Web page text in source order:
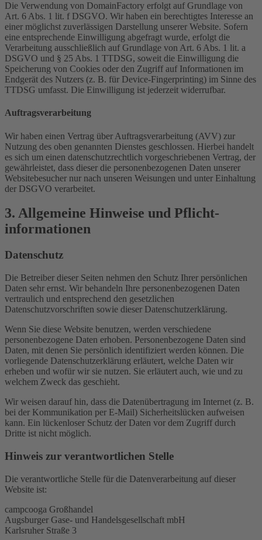
Die Verwendung von DomainFactory erfolgt auf Grundlage von
Art. 6 Abs. 1 lit. f DSGVO. Wir haben ein berechtigtes Interesse an
einer möglichst zuverlässigen Darstellung unserer Website. Sofern
eine entsprechende Einwilligung abgefragt wurde, erfolgt die
Verarbeitung ausschließlich auf Grundlage von Art. 6 Abs. 1 lit. a
DSGVO und § 25 Abs. 1 TTDSG, soweit die Einwilligung die
Speicherung von Cookies oder den Zugriff auf Informationen im
Endgerät des Nutzers (z. B. für Device-Fingerprinting) im Sinne des
TTDSG umfasst. Die Einwilligung ist jederzeit widerrufbar.
Auftragsverarbeitung
Wir haben einen Vertrag über Auftragsverarbeitung (AVV) zur
Nutzung des oben genannten Dienstes geschlossen. Hierbei handelt
es sich um einen datenschutzrechtlich vorgeschriebenen Vertrag, der
gewährleistet, dass dieser die personenbezogenen Daten unserer
Websitebesucher nur nach unseren Weisungen und unter Einhaltung
der DSGVO verarbeitet.
3. Allgemeine Hinweise und Pflicht­
informationen
Datenschutz
Die Betreiber dieser Seiten nehmen den Schutz Ihrer persönlichen
Daten sehr ernst. Wir behandeln Ihre personenbezogenen Daten
vertraulich und entsprechend den gesetzlichen
Datenschutzvorschriften sowie dieser Datenschutzerklärung.
Wenn Sie diese Website benutzen, werden verschiedene
personenbezogene Daten erhoben. Personenbezogene Daten sind
Daten, mit denen Sie persönlich identifiziert werden können. Die
vorliegende Datenschutzerklärung erläutert, welche Daten wir
erheben und wofür wir sie nutzen. Sie erläutert auch, wie und zu
welchem Zweck das geschieht.
Wir weisen darauf hin, dass die Datenübertragung im Internet (z. B.
bei der Kommunikation per E-Mail) Sicherheitslücken aufweisen
kann. Ein lückenloser Schutz der Daten vor dem Zugriff durch
Dritte ist nicht möglich.
Hinweis zur verantwortlichen Stelle
Die verantwortliche Stelle für die Datenverarbeitung auf dieser
Website ist:
campcooga Großhandel
Augsburger Gase- und Handelsgesellschaft mbH
Karlsruher Straße 3